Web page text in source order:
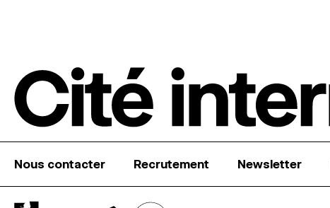
Nous contacter Recrutement Newsletter